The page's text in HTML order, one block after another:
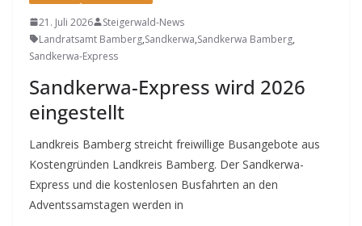
21. Juli 2026
Steigerwald-News
Landratsamt Bamberg,Sandkerwa,Sandkerwa Bamberg,
Sandkerwa-Express
Sandkerwa-Express wird 2026
eingestellt
Landkreis Bamberg streicht freiwillige Busangebote aus
Kostengründen Landkreis Bamberg. Der Sandkerwa-
Express und die kostenlosen Busfahrten an den
Adventssamstagen werden in